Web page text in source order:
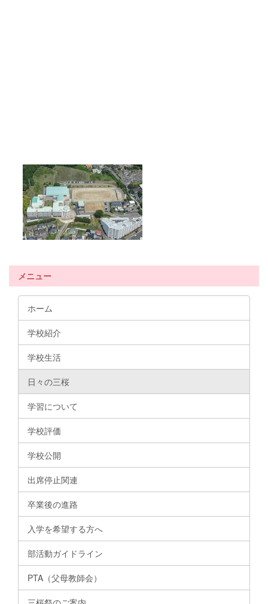
メニュー
ホーム
学校紹介
学校生活
日々の三桜
学習について
学校評価
学校公開
出席停止関連
卒業後の進路
入学を希望する方へ
部活動ガイドライン
PTA（父母教師会）